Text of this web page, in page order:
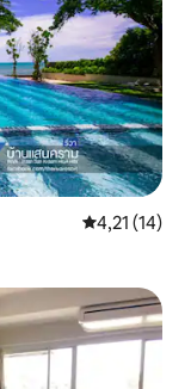
Средна
4,21 (14)